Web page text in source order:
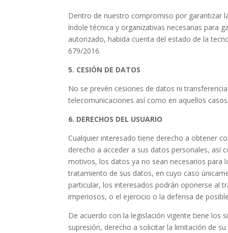
Dentro de nuestro compromiso por garantizar
índole técnica y organizativas necesarias para
autorizado, habida cuenta del estado de la
679/2016.
5. CESIÓN DE DATOS
No se prevén cesiones de datos ni
telecomunicaciones así como en aquellos
6. DERECHOS DEL USUARIO
Cualquier interesado tiene derecho a obtener
derecho a acceder a sus datos personales,
motivos, los datos ya no sean necesarios para
tratamiento de sus datos, en cuyo caso
particular, los interesados podrán oponerse al
imperiosos, o el ejercicio o la defensa de
De acuerdo con la legislación vigente tiene los
supresión, derecho a solicitar la limitación de